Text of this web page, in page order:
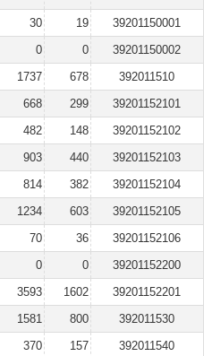
30 19
39201150001
0 0
39201150002
1737 678
392011510
668 299
39201152101
482 148
39201152102
903 440
39201152103
814 382
39201152104
1234 603
39201152105
70 36
39201152106
0 0
39201152200
3593 1602
39201152201
1581 800
392011530
370 157
392011540